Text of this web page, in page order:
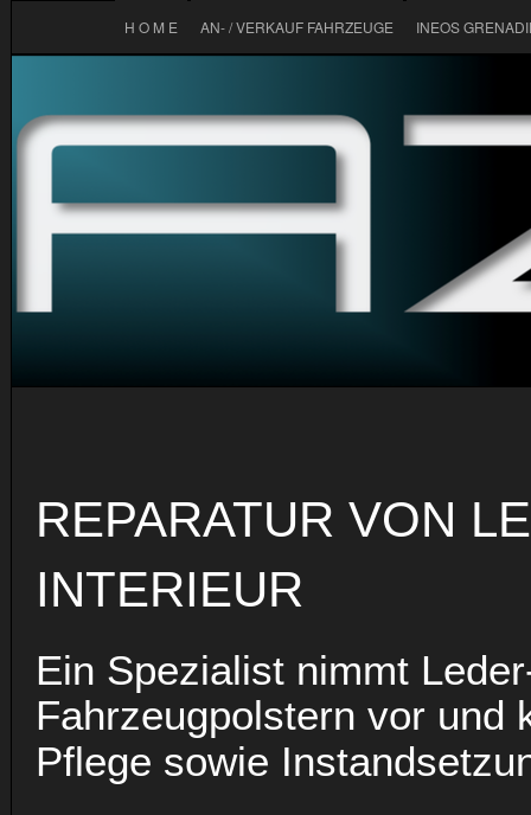
H O M E AN- / VERKAUF FAHRZEUGE INEOS
REPARATUR VON
INTERIEUR
Ein Spezialist nimmt
Fahrzeugpolstern vor und
Pflege sowie